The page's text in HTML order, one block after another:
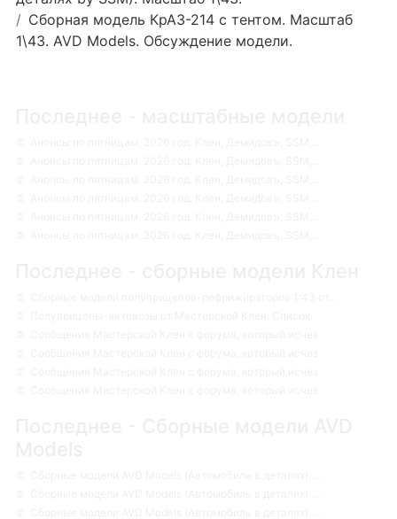
Сборная модель КрАЗ-214 с тентом. Масштаб
1\43. AVD Models. Обсуждение модели.